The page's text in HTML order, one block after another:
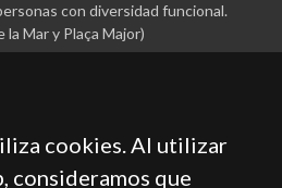
con diversidad funcional.
la Mar y Plaça Major)
cookies. Al utilizar
consideramos que